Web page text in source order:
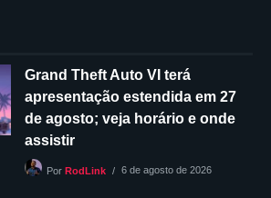
Grand Theft Auto VI terá
apresentação estendida em 27
de agosto; veja horário e onde
assistir
PorRodLink 6 de agosto de 2026